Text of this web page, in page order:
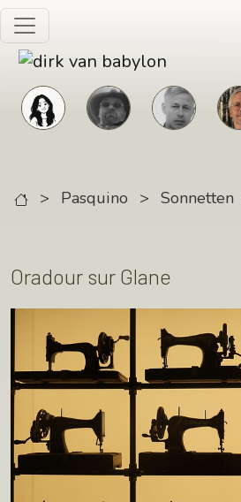
Skip to main content
> Pasquino > Sonnetten
Oradour sur Glane